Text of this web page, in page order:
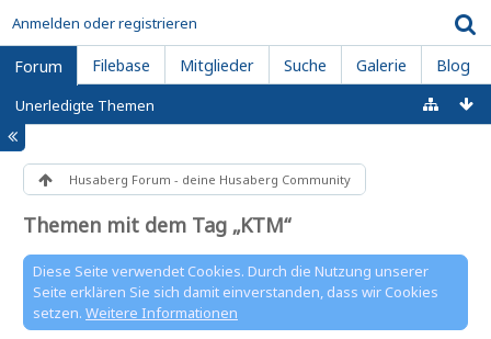
Anmelden oder registrieren
Forum Filebase Mitglieder Suche Galerie Blog
Unerledigte Themen
Husaberg Forum - deine Husaberg Community
Themen mit dem Tag „KTM“
Diese Seite verwendet Cookies. Durch die Nutzung unserer
Seite erklären Sie sich damit einverstanden, dass wir Cookies
setzen. Weitere Informationen